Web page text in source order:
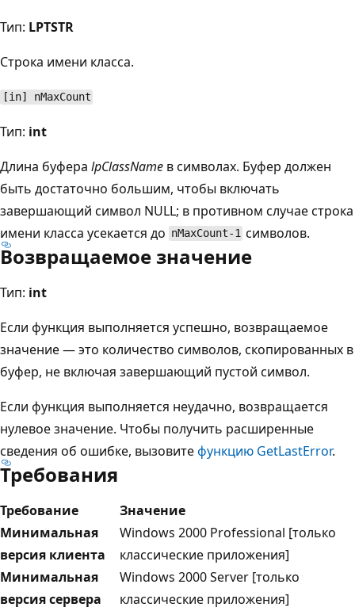
Тип: LPTSTR
Строка имени класса.
[in] nMaxCount
Тип: int
Длина буфера lpClassName в символах. Буфер должен
быть достаточно большим, чтобы включать
завершающий символ NULL; в противном случае строка
имени класса усекается до nMaxCount-1 символов.
Возвращаемое значение
Тип: int
Если функция выполняется успешно, возвращаемое
значение — это количество символов, скопированных в
буфер, не включая завершающий пустой символ.
Если функция выполняется неудачно, возвращается
нулевое значение. Чтобы получить расширенные
сведения об ошибке, вызовитефункцию GetLastError.
Требования
Требование
Значение
Минимальная
версия клиента
Windows 2000 Professional [только
классические приложения]
Минимальная
версия сервера
Windows 2000 Server [только
классические приложения]